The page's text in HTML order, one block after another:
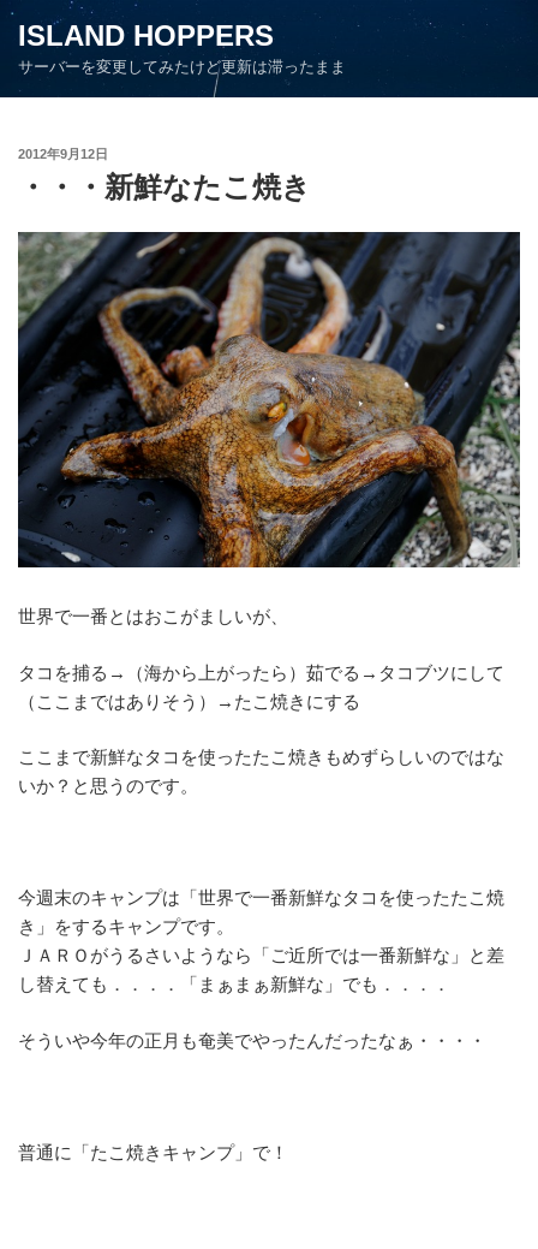
コ
ン
ISLAND HOPPERS
サーバーを変更してみたけど更新は滞ったまま
投
2012年9月12日
・・・新鮮なたこ焼き
世界で一番とはおこがましいが、
タコを捕る→（海から上がったら）茹でる→タコブツにして
（ここまではありそう）→たこ焼きにする
ここまで新鮮なタコを使ったたこ焼きもめずらしいのではな
いか？と思うのです。
今週末のキャンプは「世界で一番新鮮なタコを使ったたこ焼
き」をするキャンプです。
ＪＡＲＯがうるさいようなら「ご近所では一番新鮮な」と差
し替えても．．．．「まぁまぁ新鮮な」でも．．．．
そういや今年の正月も奄美でやったんだったなぁ・・・・
普通に「たこ焼きキャンプ」で！